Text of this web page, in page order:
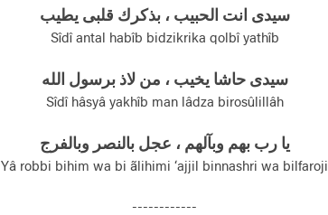
سيدی انت الحبيب ، بذکرك قلبی يطيب
Sîdî antal habîb bidzikrika qolbî yathîb
سيدی حاشا يخيب ، من لاذ برسول الله
Sîdî hâsyâ yakhîb man lâdza birosûlillâh
يا رب بهم وبآلهم ، عجل بالنصر وبالفرج
Yâ robbi bihim wa bi ãlihimi ‘ajjil binnashri wa bilfaroji
------------